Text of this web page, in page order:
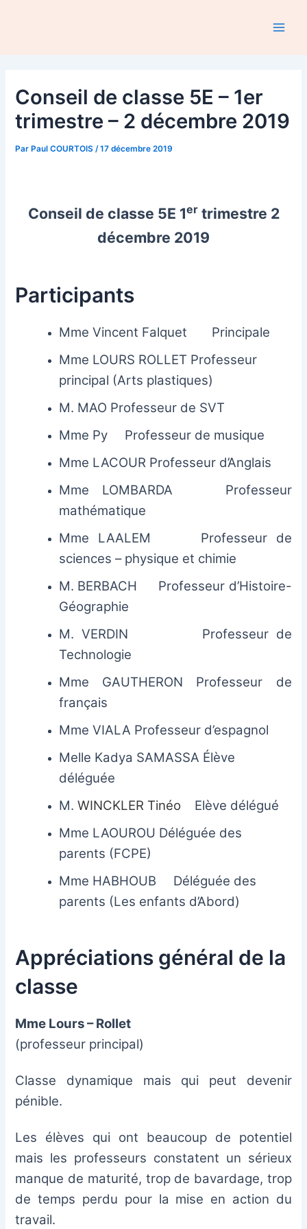
Conseil de classe 5E – 1er
trimestre – 2 décembre 2019
ParPaul COURTOIS /17 décembre 2019
Conseil de classe 5E 1ertrimestre 2
décembre 2019
Participants
Mme Vincent Falquet
Principale
Mme LOURS ROLLET Professeur
principal (Arts plastiques)
M. MAO Professeur de SVT
Mme Py Professeur de musique
Mme LACOUR Professeur d’Anglais
Mme LOMBARDA Professeur
mathématique
Mme LAALEM Professeur de
sciences – physique et chimie
M. BERBACH Professeur d’Histoire-
Géographie
M. VERDIN Professeur de
Technologie
Mme GAUTHERON Professeur de
français
Mme VIALA Professeur d’espagnol
Melle Kadya SAMASSA Élève
déléguée
M.WINCKLER Tinéo
Elève délégué
Mme LAOUROU Déléguée des
parents (FCPE)
Mme HABHOUB Déléguée des
parents (Les enfants d’Abord)
Appréciations général de la
classe
Mme Lours – Rollet
(professeur principal)
Classe dynamique mais qui peut devenir
pénible.
Les élèves qui ont beaucoup de potentiel
mais les professeurs constatent un sérieux
manque de maturité, trop de bavardage, trop
de temps perdu pour la mise en action du
travail.